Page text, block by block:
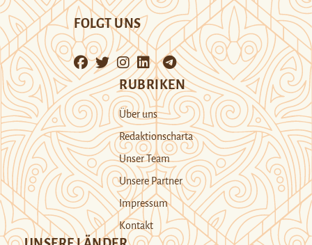
FOLGT UNS
RUBRIKEN
Über uns
Redaktionscharta
Unser Team
Unsere Partner
Impressum
Kontakt